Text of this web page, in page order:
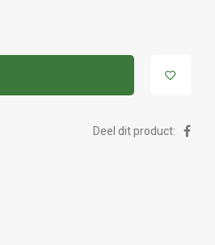
Deel dit product: